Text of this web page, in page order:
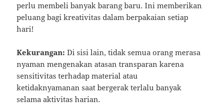
perlu membeli banyak barang baru. Ini memberikan
peluang bagi kreativitas dalam berpakaian setiap
hari!
Kekurangan: Di sisi lain, tidak semua orang merasa
nyaman mengenakan atasan transparan karena
sensitivitas terhadap material atau
ketidaknyamanan saat bergerak terlalu banyak
selama aktivitas harian.